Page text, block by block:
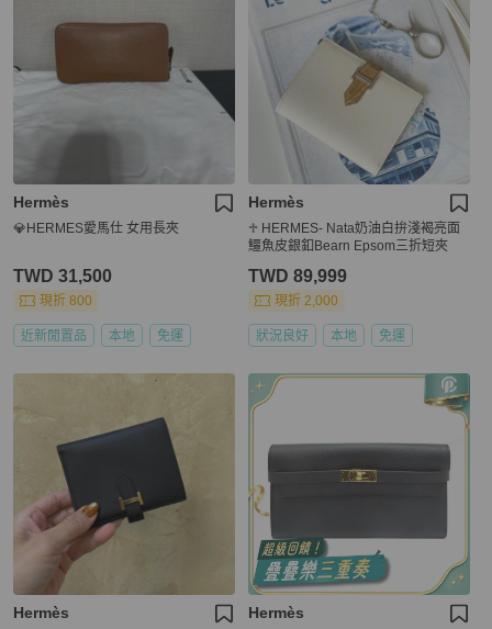
Hermès
💎HERMES愛馬仕 女用長夾
TWD 31,500
現折 800
近新閒置品 本地 免運
Hermès
♱ HERMES- Nata奶油白拚淺褐亮面
鱷魚皮銀釦Bearn Epsom三折短夾
TWD 89,999
現折 2,000
狀況良好 本地 免運
Hermès Hermès